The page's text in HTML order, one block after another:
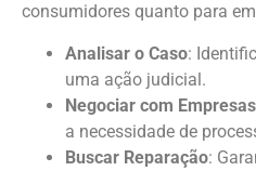
consumidores quanto para
Analisar o Caso:
uma ação judicial.
Negociar com Empresas
a necessidade de
Buscar Reparação: